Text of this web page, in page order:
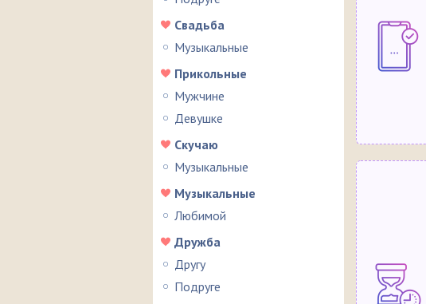
Свадьба
Музыкальные
Прикольные
Мужчине
Девушке
Скучаю
Музыкальные
Музыкальные
Любимой
Дружба
Другу
Подруге